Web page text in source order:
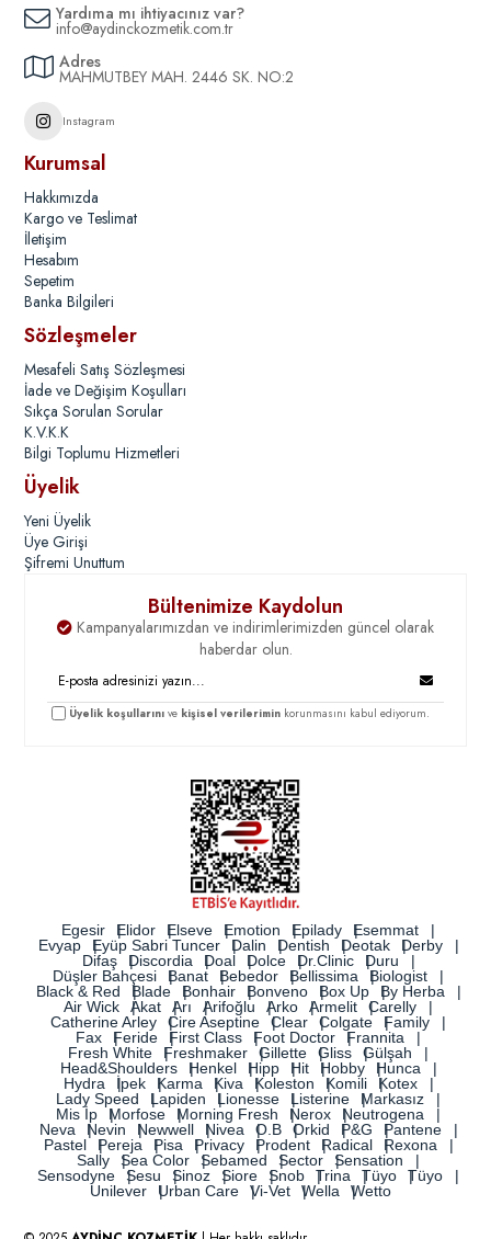
Yardıma mı ihtiyacınız var?
info@aydinckozmetik.com.tr
Adres
MAHMUTBEY MAH. 2446 SK. NO:2
Instagram
Kurumsal
Hakkımızda
Kargo ve Teslimat
İletişim
Hesabım
Sepetim
Banka Bilgileri
Sözleşmeler
Mesafeli Satış Sözleşmesi
İade ve Değişim Koşulları
Sıkça Sorulan Sorular
K.V.K.K
Bilgi Toplumu Hizmetleri
Üyelik
Yeni Üyelik
Üye Girişi
Şifremi Unuttum
Bültenimize Kaydolun
Kampanyalarımızdan ve indirimlerimizden güncel olarak
haberdar olun.
Üyelik koşullarını ve kişisel verilerimin korunmasını kabul ediyorum.
Egesir Elidor Elseve Emotion Epilady
Esemmat
Evyap
Eyüp Sabri Tuncer Dalin Dentish Deotak
Derby
Difaş
Discordia Doal Dolce Dr.Clinic
Duru
Düşler Bahçesi
Banat Bebedor Bellissima
Biologist
Black & Red
Blade Bonhair Bonveno Box Up
By Herba
Air Wick
Akat Arı Arifoğlu Arko Armelit
Carelly
Catherine Arley
Cire Aseptine Clear Colgate
Family
Fax
Feride First Class Foot Doctor
Frannita
Fresh White
Freshmaker Gillette Gliss
Gülşah
Head&Shoulders
Henkel Hipp Hit Hobby
Hunca
Hydra
İpek Karma Kiva Koleston Komili
Kotex
Lady Speed
Lapiden Lionesse Listerine
Markasız
Mis İp
Morfose Morning Fresh Nerox
Neutrogena
Neva
Nevin Newwell Nivea O.B Orkid P&G
Pantene
Pastel
Pereja Pisa Privacy Prodent Radical
Rexona
Sally
Sea Color Sebamed Sector
Sensation
Sensodyne
Sesu Sinoz Siore Snob Trina Tüyo
Tüyo
Unilever
Urban Care Vi-Vet Wella Wetto